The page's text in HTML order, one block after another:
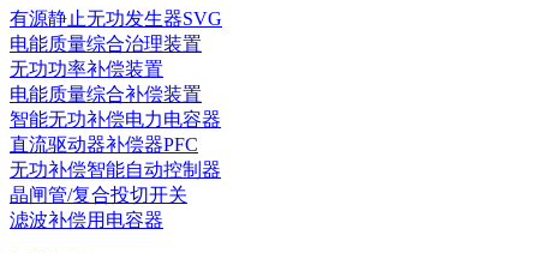
有源静止无功发生器SVG
电能质量综合治理装置
无功功率补偿装置
电能质量综合补偿装置
智能无功补偿电力电容器
直流驱动器补偿器PFC
无功补偿智能自动控制器
晶闸管/复合投切开关
滤波补偿用电容器